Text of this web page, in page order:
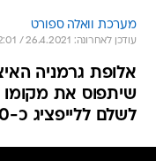
מערכת וואלה ספורט
עודכן לאחרונה: 26.4.2021 / 12:01
אלופת גרמניה
שיתפוס את מקומו
לשלם ללייפציג כ-30 מיליון יורו